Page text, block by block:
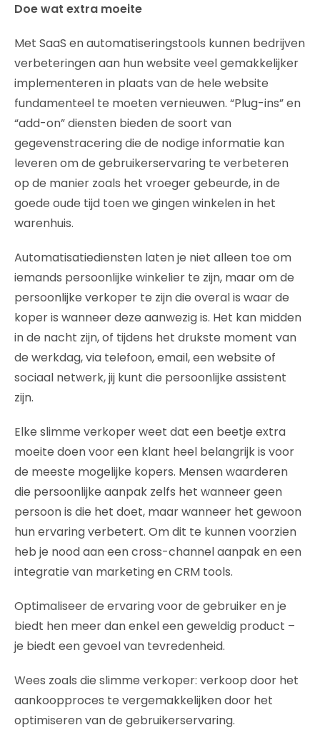
Doe wat extra moeite
Met SaaS en automatiseringstools kunnen bedrijven
verbeteringen aan hun website veel gemakkelijker
implementeren in plaats van de hele website
fundamenteel te moeten vernieuwen. “Plug-ins” en
“add-on” diensten bieden de soort van
gegevenstracering die de nodige informatie kan
leveren om de gebruikerservaring te verbeteren
op de manier zoals het vroeger gebeurde, in de
goede oude tijd toen we gingen winkelen in het
warenhuis.
Automatisatiediensten laten je niet alleen toe om
iemands persoonlijke winkelier te zijn, maar om de
persoonlijke verkoper te zijn die overal is waar de
koper is wanneer deze aanwezig is. Het kan midden
in de nacht zijn, of tijdens het drukste moment van
de werkdag, via telefoon, email, een website of
sociaal netwerk, jij kunt die persoonlijke assistent
zijn.
Elke slimme verkoper weet dat een beetje extra
moeite doen voor een klant heel belangrijk is voor
de meeste mogelijke kopers. Mensen waarderen
die persoonlijke aanpak zelfs het wanneer geen
persoon is die het doet, maar wanneer het gewoon
hun ervaring verbetert. Om dit te kunnen voorzien
heb je nood aan een cross-channel aanpak en een
integratie van marketing en CRM tools.
Optimaliseer de ervaring voor de gebruiker en je
biedt hen meer dan enkel een geweldig product –
je biedt een gevoel van tevredenheid.
Wees zoals die slimme verkoper: verkoop door het
aankoopproces te vergemakkelijken door het
optimiseren van de gebruikerservaring.